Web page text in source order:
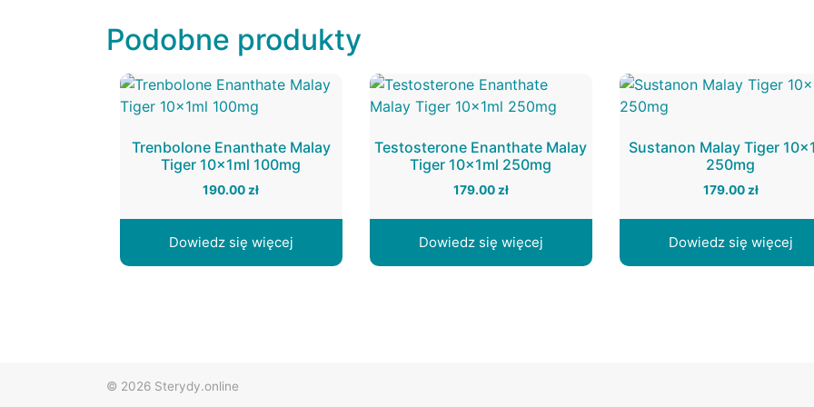
Podobne produkty
Trenbolone Enanthate Malay
Tiger 10x1ml 100mg
190.00 zł
Dowiedz się więcej
Testosterone Enanthate Malay
Tiger 10x1ml 250mg
179.00 zł
Dowiedz się więcej
Sustanon Malay Tiger
250mg
179.00 zł
Dowiedz się więcej
© 2026 Sterydy.online